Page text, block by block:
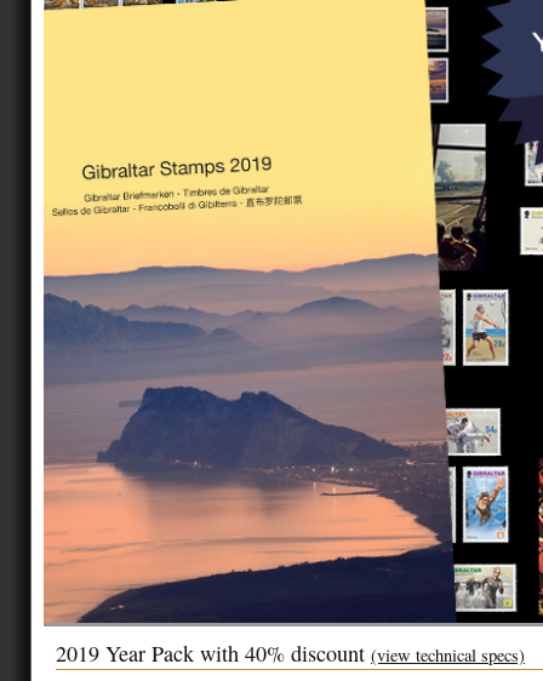
2019 Year Pack with 40% discount (view technical specs)